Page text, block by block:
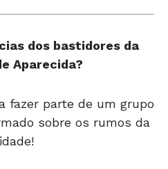
dos bastidores da
Aparecida?
fazer parte de um grupo
sobre os rumos da